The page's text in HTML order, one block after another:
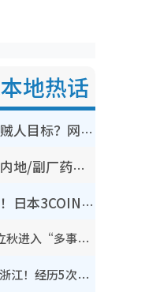
地热话
装修拆铁闸随时变贼人目标？网友揭2大关键用途：装新款等于白装？附新旧铁闸分别
网传公立医院改用内地/副厂药？医生拆解正副厂分别，揭4类人换药随时出事
怕虫人士夏季救星！日本3COINS爆红驱虫神器$45起 1招“全程免触碰”轻松搞定小强
立秋2026｜8月7日立秋进入“多事之秋” 3件事不可做！专家教6招开运 清杂物／钱包纳气接好运
台风白海豚料周日袭浙江！经历5次“眼壁置换”极罕见 成登陆内地最长途台风